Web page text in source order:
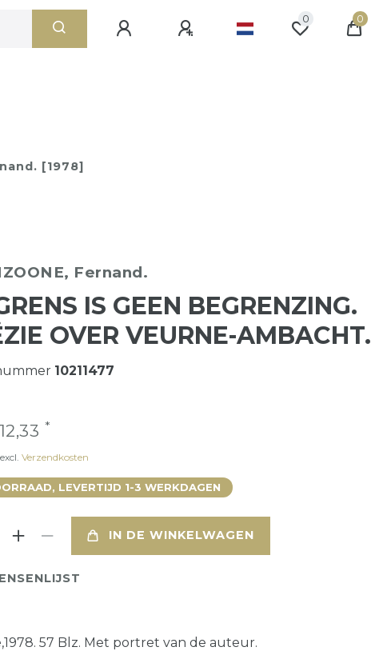
0 0
[1978]
Fernand.
IS GEEN BEGRENZING.
OVER VEURNE-AMBACHT.
10211477
*
Verzendkosten
LEVERTIJD 1-3 WERKDAGEN
IN DE WINKELWAGEN
57 Blz. Met portret van de auteur.